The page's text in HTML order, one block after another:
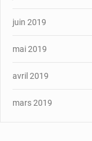
juin 2019
mai 2019
avril 2019
mars 2019